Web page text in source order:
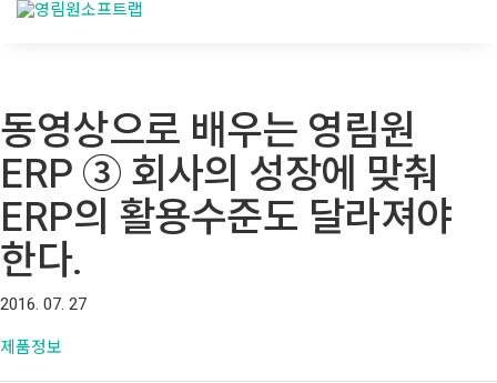
동영상으로 배우는 영림원
ERP ③ 회사의 성장에 맞춰
ERP의 활용수준도 달라져야
한다.
2016. 07. 27
제품정보